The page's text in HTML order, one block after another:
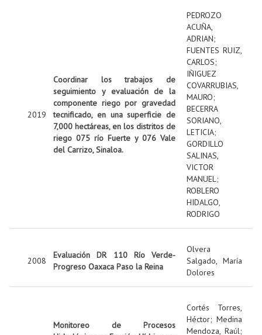
2019
Coordinar los trabajos de
seguimiento y evaluación de la
componente riego por gravedad
tecnificado, en una superficie de
7,000 hectáreas, en los distritos de
riego 075 río Fuerte y 076 Vale
del Carrizo, Sinaloa.
PEDROZO
ACUÑA,
ADRIAN;
FUENTES RUIZ,
CARLOS;
IÑIGUEZ
COVARRUBIAS,
MAURO;
BECERRA
SORIANO,
LETICIA;
GORDILLO
SALINAS,
VICTOR
MANUEL;
ROBLERO
HIDALGO,
RODRIGO
2008
Evaluación DR 110 Río Verde-
Progreso Oaxaca Paso la Reina
Olvera
Salgado, María
Dolores
Monitoreo de Procesos
Cortés Torres,
Héctor; Medina
Mendoza, Raúl;